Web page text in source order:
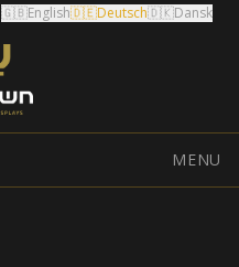
🇬🇧English🇩🇪Deutsch🇩🇰Dansk
MENU